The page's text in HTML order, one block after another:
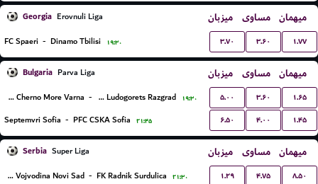
Georgia Erovnuli Liga میزبان مساوی میهمان
FC Spaeri - Dinamo Tbilisi ۱۹:۳۰ ۳.۷۰ ۳.۶۰ ۱.۷۷
Bulgaria Parva Liga میزبان مساوی میهمان
PFC Cherno More Varna - PFC Ludogorets Razgrad ۱۹:۳۰ ۵.۰۰ ۳.۶۰ ۱.۶۵
Septemvri Sofia - PFC CSKA Sofia ۲۱:۴۵ ۶.۵۰ ۴.۰۰ ۱.۴۵
Serbia Super Liga میزبان مساوی میهمان
FK Vojvodina Novi Sad - FK Radnik Surdulica ۲۱:۳۰ ۱.۲۹ ۴.۷۵ ۸.۵۰